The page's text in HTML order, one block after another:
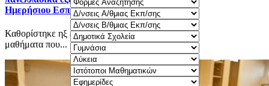
Ημερήσιου Εσπερινού ΓΕΛ.
Καθορίστηκε ηξ εξεταστέα ύλη 2025-2026 για τα
μαθήματα που...